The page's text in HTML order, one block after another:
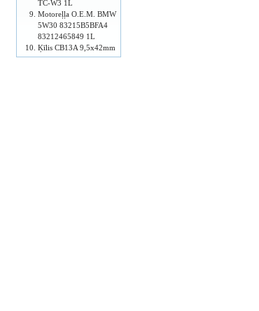
TC-W3 1L
Motoreļļa O.E.M. BMW
5W30 83215B5BFA4
83212465849 1L
Ķīlis CB13A 9,5x42mm